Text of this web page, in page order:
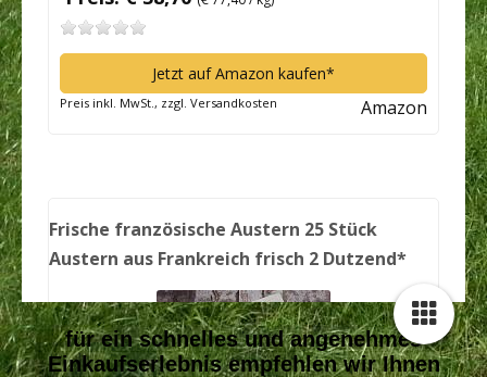
für ein schnelles und angenehmes
Einkaufserlebnis empfehlen wir Ihnen